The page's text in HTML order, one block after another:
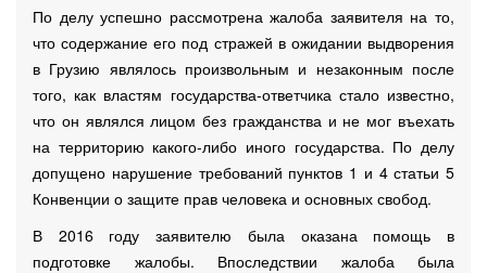
По делу успешно рассмотрена жалоба заявителя на то,
что содержание его под стражей в ожидании выдворения
в Грузию являлось произвольным и незаконным после
того, как властям государства-ответчика стало известно,
что он являлся лицом без гражданства и не мог въехать
на территорию какого-либо иного государства. По делу
допущено нарушение требований пунктов 1 и 4 статьи 5
Конвенции о защите прав человека и основных свобод.
В 2016 году заявителю была оказана помощь в
подготовке жалобы. Впоследствии жалоба была